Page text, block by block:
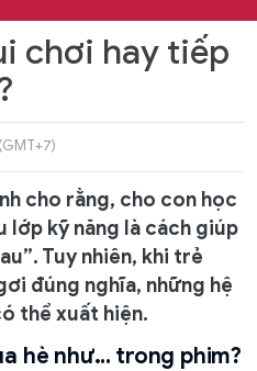
chơi hay tiếp
cho rằng, cho con học
lớp kỹ năng là cách giúp
Tuy nhiên, khi trẻ
đúng nghĩa, những hệ
thể xuất hiện.
hè như… trong phim?